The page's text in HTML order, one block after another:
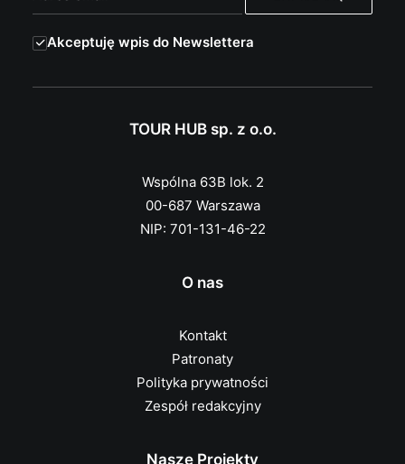
Akceptuję wpis do Newslettera
TOUR HUB sp. z o.o.
Wspólna 63B lok. 2
00-687 Warszawa
NIP: 701-131-46-22
O nas
Kontakt
Patronaty
Polityka prywatności
Zespół redakcyjny
Nasze Projekty